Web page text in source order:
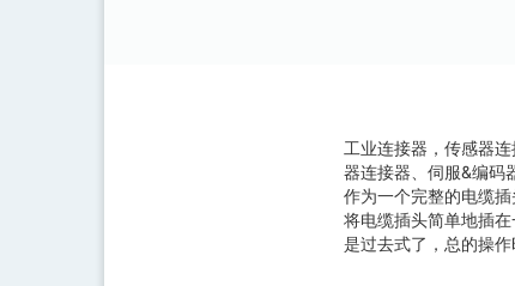
工业连接器，传感器
器连接器、伺服&编码
作为一个完整的电缆
将电缆插头简单地插
是过去式了，总的操